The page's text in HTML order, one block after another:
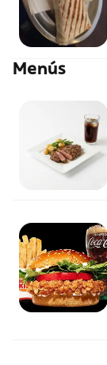
Menús